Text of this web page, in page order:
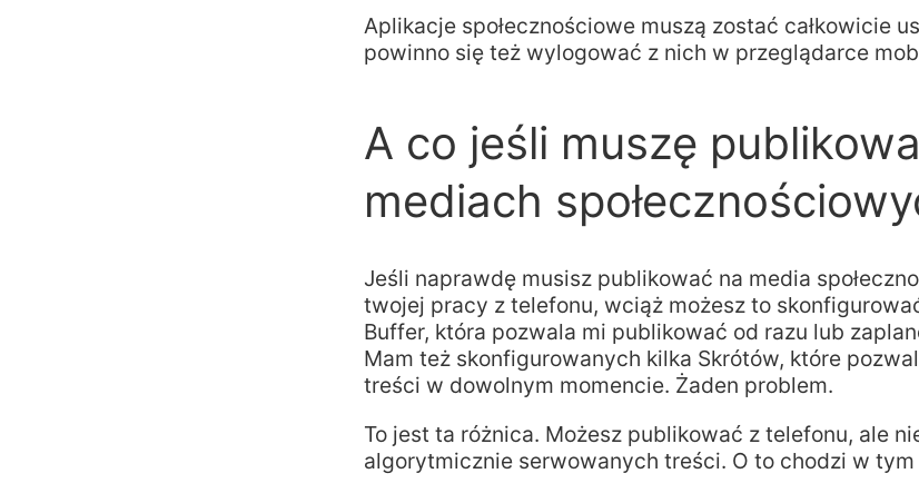
Aplikacje społecznościowe muszą zostać całkowicie
powinno się też wylogować z nich w przeglądarce
A co jeśli muszę
mediach
Jeśli naprawdę musisz publikować na media
twojej pracy z telefonu, wciąż możesz to
Buffer, która pozwala mi publikować od razu lub
Mam też skonfigurowanych kilka Skrótów, które
treści w dowolnym momencie. Żaden problem.
To jest ta różnica. Możesz publikować z telefonu, ale
algorytmicznie serwowanych treści. O to chodzi w